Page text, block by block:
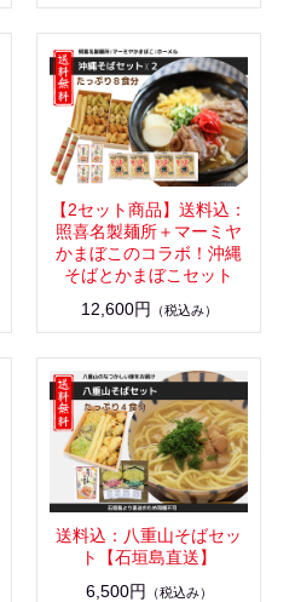
【2セット商品】送料込：
照喜名製麺所＋マーミヤ
かまぼこのコラボ！沖縄
そばとかまぼこセット
12,600円
（税込み）
送料込：八重山そばセッ
ト【石垣島直送】
6,500円
（税込み）